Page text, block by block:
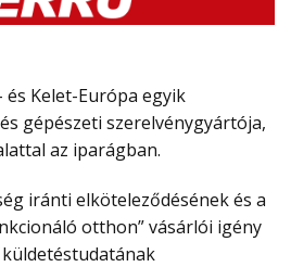
és Kelet-Európa egyik
gépészeti szerelvénygyártója,
az iparágban.
iránti elköteleződésének és a
otthon” vásárlói igény